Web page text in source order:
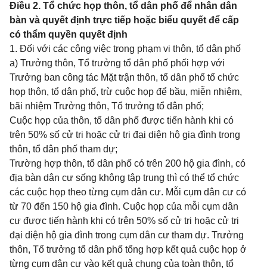
Điều 2. Tổ chức họp thôn, tổ dân phố để nhân dân
bàn và quyết định trực tiếp hoặc biểu quyết để cấp
có thẩm quyền quyết định
1. Đối với các công việc trong phạm vi thôn, tổ dân phố
a) Trưởng thôn, Tổ trưởng tổ dân phố phối hợp với
Trưởng ban công tác Mặt trận thôn, tổ dân phố tổ chức
họp thôn, tổ dân phố, trừ cuộc họp để bầu, miễn nhiệm,
bãi nhiệm Trưởng thôn, Tổ trưởng tổ dân phố;
Cuộc họp của thôn, tổ dân phố được tiến hành khi có
trên 50% số cử tri hoặc cử tri đại diện hộ gia đình trong
thôn, tổ dân phố tham dự;
Trường hợp thôn, tổ dân phố có trên 200 hộ gia đình, có
địa bàn dân cư sống không tập trung thì có thể tổ chức
các cuộc họp theo từng cụm dân cư. Mỗi cụm dân cư có
từ 70 đến 150 hộ gia đình. Cuộc họp của mỗi cụm dân
cư được tiến hành khi có trên 50% số cử tri hoặc cử tri
đại diện hộ gia đình trong cụm dân cư tham dự. Trưởng
thôn, Tổ trưởng tổ dân phố tổng hợp kết quả cuộc họp ở
từng cụm dân cư vào kết quả chung của toàn thôn, tổ